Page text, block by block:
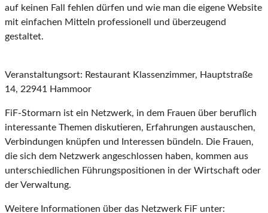
auf keinen Fall fehlen dürfen und wie man die eigene Website
mit einfachen Mitteln professionell und überzeugend
gestaltet.
Veranstaltungsort: Restaurant Klassenzimmer, Hauptstraße
14, 22941 Hammoor
FiF-Stormarn ist ein Netzwerk, in dem Frauen über beruflich
interessante Themen diskutieren, Erfahrungen austauschen,
Verbindungen knüpfen und Interessen bündeln. Die Frauen,
die sich dem Netzwerk angeschlossen haben, kommen aus
unterschiedlichen Führungspositionen in der Wirtschaft oder
der Verwaltung.
Weitere Informationen über das Netzwerk FiF unter: